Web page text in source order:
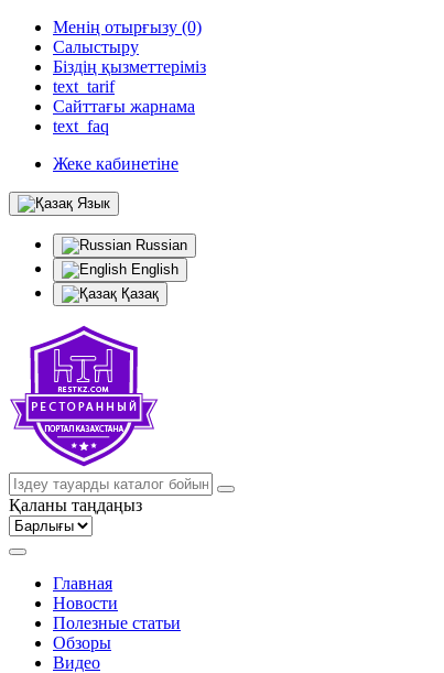
Менің отырғызу (0)
Салыстыру
Біздің қызметтеріміз
text_tarif
Сайттағы жарнама
text_faq
Жеке кабинетіне
Язык
Russian
English
Қазақ
Қаланы таңдаңыз
Главная
Новости
Полезные статьи
Обзоры
Видео